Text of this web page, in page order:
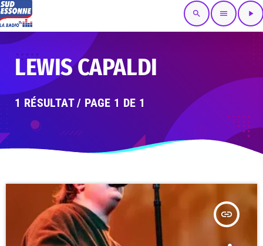
search menu play_arrow
LEWIS CAPALDI
1 RÉSULTAT / PAGE 1 DE 1
insert_link